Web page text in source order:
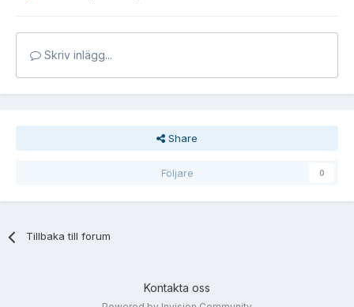
Skriv inlägg...
Share
Följare 0
Tillbaka till forum
Kontakta oss